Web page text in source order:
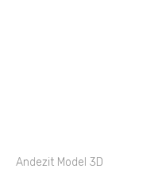
Andezit Model 3D